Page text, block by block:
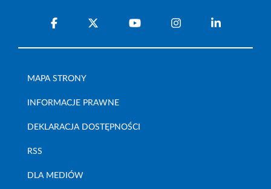
MAPA STRONY
INFORMACJE PRAWNE
DEKLARACJA DOSTĘPNOŚCI
RSS
DLA MEDIÓW